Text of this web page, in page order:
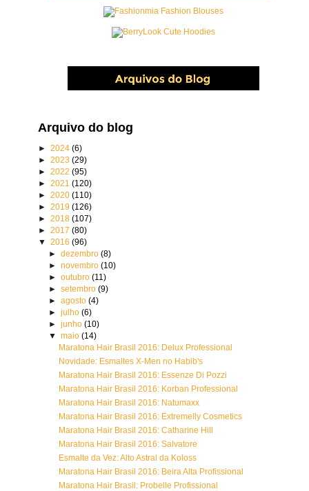
Arquivo do blog
►2024(6)
►2023(29)
►2022(95)
►2021(120)
►2020(110)
►2019(126)
►2018(107)
►2017(80)
▼2016(96)
► dezembro (8)
► novembro (10)
► outubro (11)
► setembro (9)
► agosto (4)
► julho (6)
► junho (10)
▼ maio (14)
Maratona Hair Brasil 2016: Delux Professional
Novidade: Esmaltes X-Men no Habib's
Maratona Hair Brasil 2016: Essenze Di Pozzi
Maratona Hair Brasil 2016: Korban Professional
Maratona Hair Brasil 2016: Natumaxx
Maratona Hair Brasil 2016: Extremelly Cosmetics
Maratona Hair Brasil 2016: Catharine Hill
Maratona Hair Brasil 2016: Salvatore
Esmalte da Vez: Alto Astral da Koloss
Maratona Hair Brasil 2016: Beira Alta Profissional
Maratona Hair Brasil: Probelle Profissional